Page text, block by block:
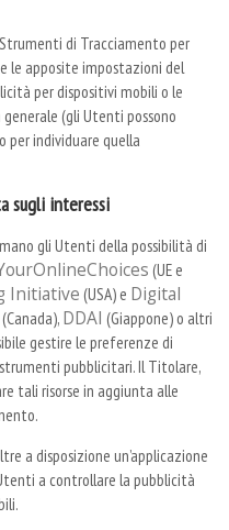
di Tracciamento per
le apposite impostazioni del
per dispositivi mobili o le
(gli Utenti possono
per individuare quella
sugli interessi
gli Utenti della possibilità di
(UE e
Initiative(USA) e Digital
(Canada), DDAI (Giappone) o altri
gestire le preferenze di
pubblicitari. Il Titolare,
tali risorse in aggiunta alle
a disposizione un’applicazione
a controllare la pubblicità